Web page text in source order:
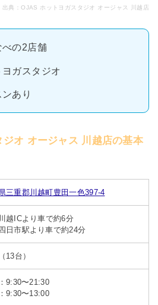
出典：OJAS ホットヨガスタジオ オージャス 川越店
べの2店舗
ガスタジオ
あり
オ オージャス 川越店の基本
三重郡川越町豊田一色397-4
越ICより車で約6分
日市駅より車で約24分
13台）
9:30〜21:30
9:30〜13:00